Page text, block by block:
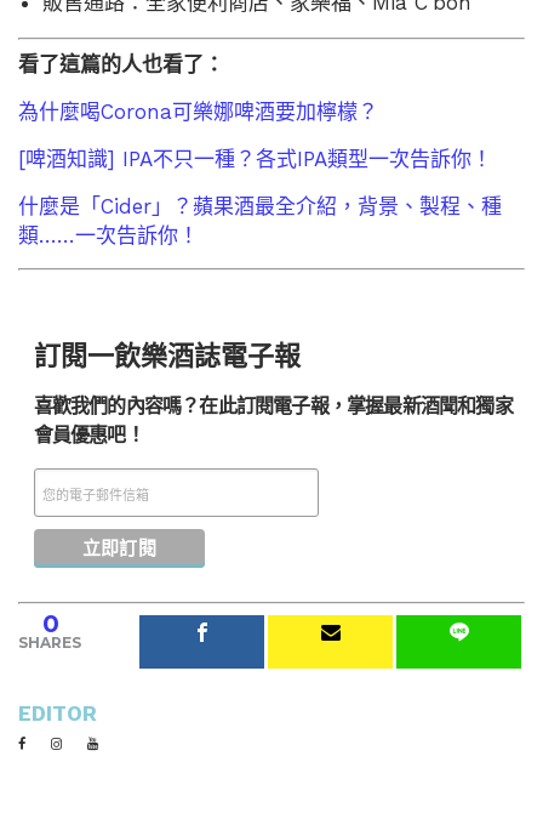
看了這篇的人也看了：
為什麼喝Corona可樂娜啤酒要加檸檬？
[啤酒知識] IPA不只一種？各式IPA類型一次告訴你！
什麼是「Cider」？蘋果酒最全介紹，背景、製程、種
類……一次告訴你！
訂閱一飲樂酒誌電子報
喜歡我們的內容嗎？在此訂閱電子報，掌握最新酒聞和獨家
會員優惠吧！
0
SHARES
EDITOR